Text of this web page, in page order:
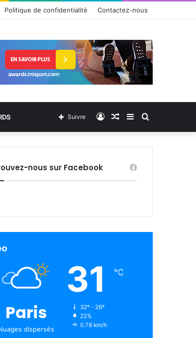
Politique de confidentialité Contactez-nous
Sidebar
(barre
Article
Aléatoire
Connexion
Suivre
nous sur Facebook
Paris
​​dispersés
31 ℃
32º - 26º
22%
0.78 km/h